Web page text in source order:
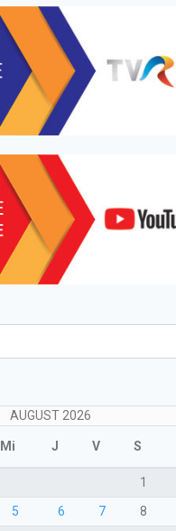
AUGUST 2026
Mi J V S
1
5 6 7 8